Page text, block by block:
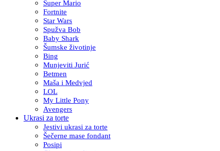
Super Mario
Fortnite
Star Wars
Spužva Bob
Baby Shark
Šumske životinje
Bing
Munjeviti Jurić
Betmen
Maša i Medvjed
LOL
My Little Pony
Avengers
Ukrasi za torte
Jestivi ukrasi za torte
Šečerne mase fondant
Posipi